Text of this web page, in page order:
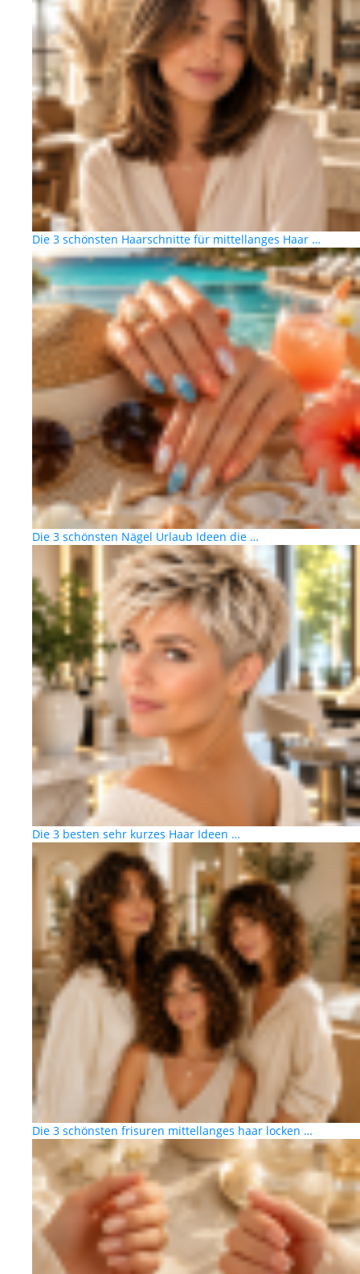
Die 3 schönsten Haarschnitte für mittellanges Haar …
Die 3 schönsten Nägel Urlaub Ideen die …
Die 3 besten sehr kurzes Haar Ideen …
Die 3 schönsten frisuren mittellanges haar locken …